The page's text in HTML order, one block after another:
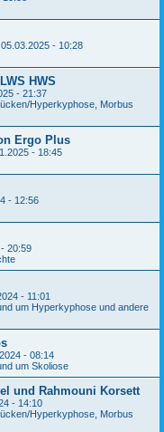
05.03.2025 - 10:28
HWS
- 21:37
Hyperkyphose, Morbus
Ergo Plus
- 18:45
- 12:56
20:59
- 11:01
um Hyperkyphose und andere
- 08:14
um Skoliose
und Rahmouni Korsett
- 14:10
Hyperkyphose, Morbus